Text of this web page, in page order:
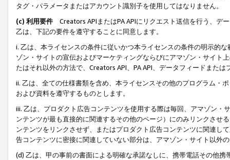
タグ・パラメータまたはアカウント識別子を使用してはなりません。
(c) 利用要件 Creators APIまたはPA APIにリクエスト送信を行う、デ
乙は、下記の要件を遵守することに同意します。
i. 乙は、本ライセンスの条件に従いかつ本ライセンスの条件の明示的
ゾン・サイトの宣伝およびマーケティングならびにアマゾン・サイト
たはそれ以外の方法で、Creators API、PA API、データフィードまた
ii. 乙は、全ての仕様書類を含め、本ライセンスその他のプログラム・
および資料を遵守するものとします。
iii. 乙は、プロダクト広告コンテンツを使用する際は毎回、アマゾン
ンテンツが最も直接的に関連するその他のページ）にのみリンクさせ
ンテンツをリンクさせず、またはプロダクト広告コンテンツに関連し
告コンテンツに密接に関連していない部分は、アマゾン・サイト以外
(d) 乙は、甲の事前の書面による明確な承諾なしに、携帯電話その他